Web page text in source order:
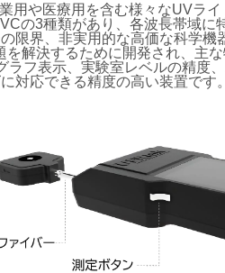
用や医療用を含む様々なUVライ
の3種類があり、各波長帯域に
限界、非実用的な高価な科学
解決するために開発され、主な
フ表示、実験室レベルの精度
対応できる精度の高い装置です。